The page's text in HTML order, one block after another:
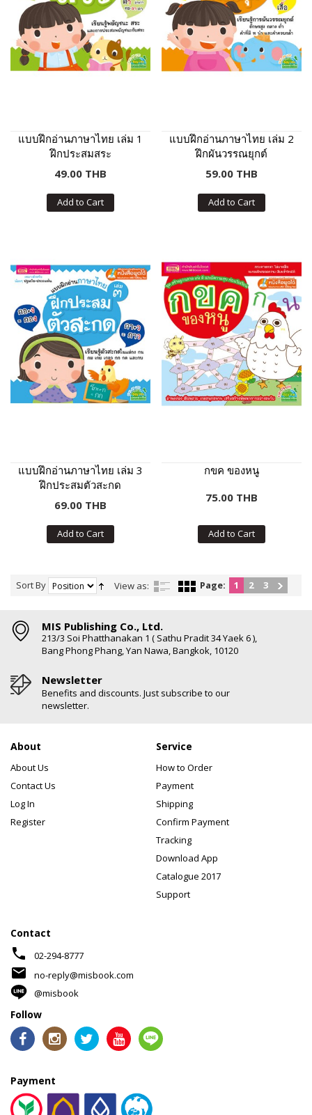
แบบฝึกอ่านภาษาไทย เล่ม 1
ฝึกประสมสระ
49.00 THB
Add to Cart
แบบฝึกอ่านภาษาไทย เล่ม 2
ฝึกผันวรรณยุกต์
59.00 THB
Add to Cart
แบบฝึกอ่านภาษาไทย เล่ม 3
ฝึกประสมตัวสะกด
69.00 THB
Add to Cart
กขค ของหนู
75.00 THB
Add to Cart
Sort By View as: Page: 1 2 3
MIS Publishing Co., Ltd.
213/3 Soi Phatthanakan 1 ( Sathu Pradit 34 Yaek 6 ),
Bang Phong Phang, Yan Nawa, Bangkok, 10120
Newsletter
Benefits and discounts. Just subscribe to our
newsletter.
About
About Us
Contact Us
Log In
Register
Service
How to Order
Payment
Shipping
Confirm Payment
Tracking
Download App
Catalogue 2017
Support
Contact
phone 02-294-8777
mail
no-reply@misbook.com
@misbook
Follow
Payment